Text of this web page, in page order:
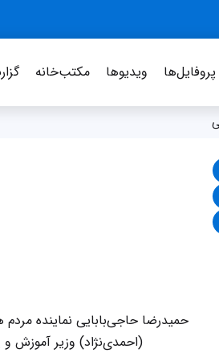
پروفایل‌ها ویدیو‌ها مکتب‌خانه
حمیدرضا حاجی‌بابایی نماینده
(احمدی‌نژاد) وزیر آموزش